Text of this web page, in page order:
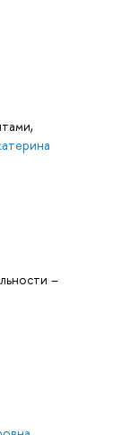
–